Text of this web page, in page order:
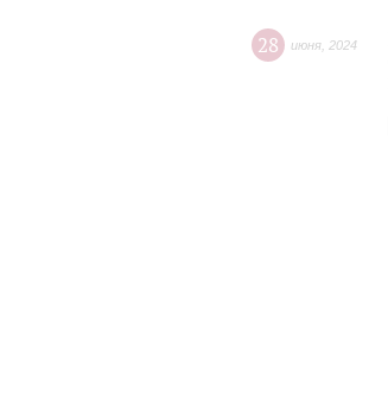
28 июня 2024